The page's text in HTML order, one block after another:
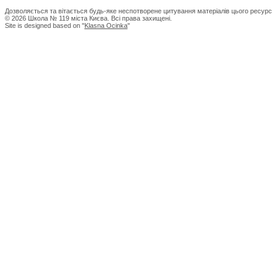
Дозволяється та вітається будь-яке неспотворене цитування матеріалів цього
© 2026 Школа № 119 міста Києва. Всі права захищені.
Site is designed based on "Klasna Ocinka"